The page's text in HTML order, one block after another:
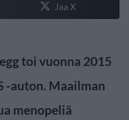
Jaa X
toi vuonna 2015
-auton. Maailman
menopeliä